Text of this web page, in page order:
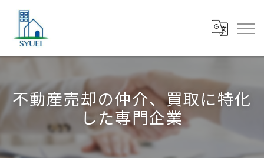
不動産売却の仲介、買取に特化
した専門企業